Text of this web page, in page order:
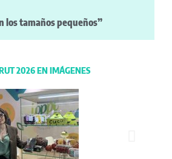
los tamaños pequeños”
2026 EN IMÁGENES